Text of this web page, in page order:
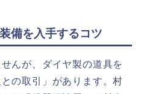
備を入手するコツ
んが、ダイヤ製の道具を
の取引」があります。村